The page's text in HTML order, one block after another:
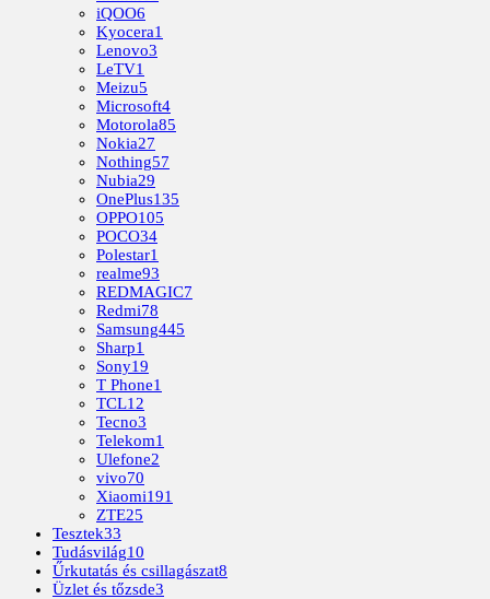
iQOO6
Kyocera1
Lenovo3
LeTV1
Meizu5
Microsoft4
Motorola85
Nokia27
Nothing57
Nubia29
OnePlus135
OPPO105
POCO34
Polestar1
realme93
REDMAGIC7
Redmi78
Samsung445
Sharp1
Sony19
T Phone1
TCL12
Tecno3
Telekom1
Ulefone2
vivo70
Xiaomi191
ZTE25
Tesztek33
Tudásvilág10
Űrkutatás és csillagászat8
Üzlet és tőzsde3